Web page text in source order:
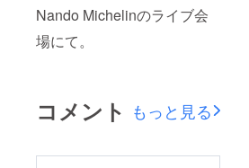
Nando Michelinのライブ会
場にて。
コメント もっと見る